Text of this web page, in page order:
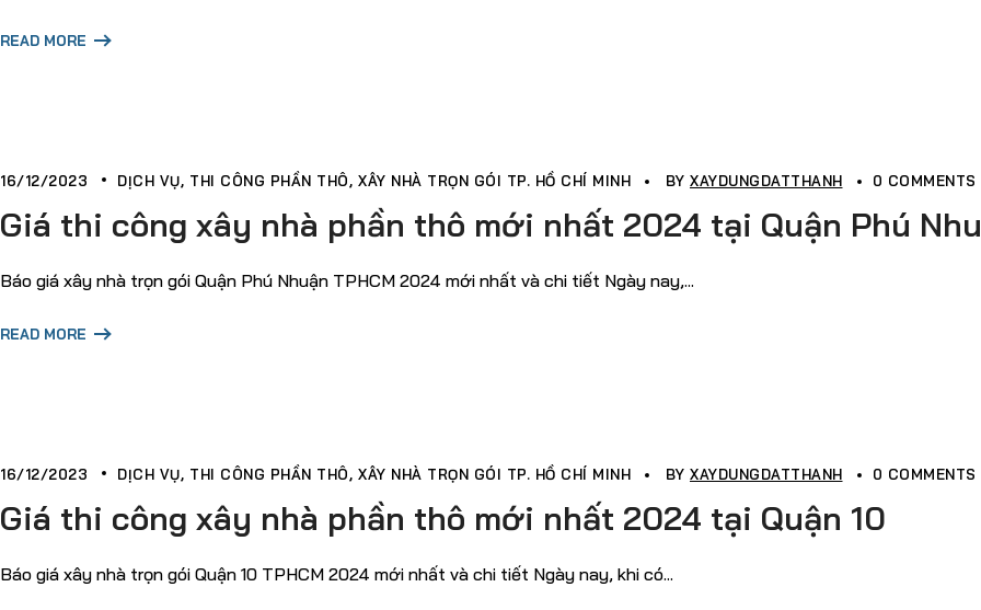
READ MORE
16/12/2023 DỊCH VỤ THI CÔNG PHẦN THÔ XÂY NHÀ TRỌN GÓI TP. HỒ CHÍ MINH BY XAYDUNGDATTHANH 0 COMMENTS
Giá thi công xây nhà phần thô mới nhất 2024 tại Quận Phú
Báo giá xây nhà trọn gói Quận Phú Nhuận TPHCM 2024 mới nhất và chi tiết Ngày nay,...
READ MORE
16/12/2023 DỊCH VỤ THI CÔNG PHẦN THÔ XÂY NHÀ TRỌN GÓI TP. HỒ CHÍ MINH BY XAYDUNGDATTHANH 0 COMMENTS
Giá thi công xây nhà phần thô mới nhất 2024 tại Quận 10
Báo giá xây nhà trọn gói Quận 10 TPHCM 2024 mới nhất và chi tiết Ngày nay, khi có...